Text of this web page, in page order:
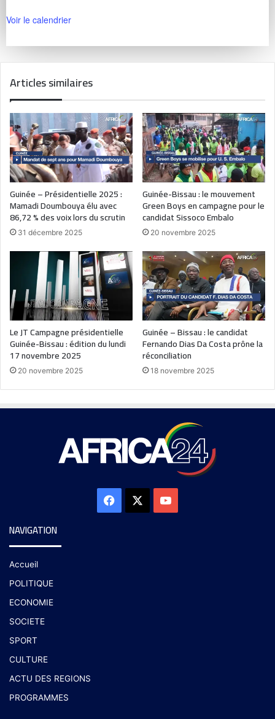
Voir le calendrier
Articles similaires
Guinée – Présidentielle 2025 :
Mamadi Doumbouya élu avec
86,72 % des voix lors du scrutin
31 décembre 2025
Guinée-Bissau : le mouvement
Green Boys en campagne pour le
candidat Sissoco Embalo
20 novembre 2025
Le JT Campagne présidentielle
Guinée-Bissau : édition du lundi
17 novembre 2025
20 novembre 2025
Guinée – Bissau : le candidat
Fernando Dias Da Costa prône la
réconciliation
18 novembre 2025
NAVIGATION
Accueil
POLITIQUE
ECONOMIE
SOCIETE
SPORT
CULTURE
ACTU DES REGIONS
PROGRAMMES